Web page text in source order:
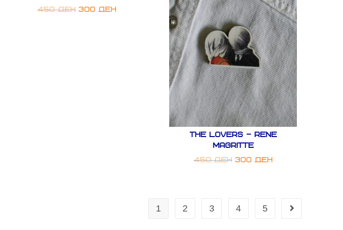
450ден 300 ден
THE LOVERS – RENE
MAGRITTE
450ден 300 ден
1 2 3 4 5